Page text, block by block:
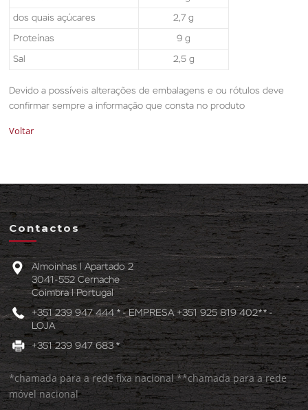
dos quais açúcares 2,7 g
Proteínas 9 g
Sal 2,5 g
Devido a possíveis alterações de embalagens e ou rótulos deve
confirmar sempre a informação que consta no produto
Voltar
Contactos
Almoinhas l Apartado 2
3041-552 Cernache
Coimbra l Portugal
+351 239 947 444 * - EMPRESA +351 925 819 402** -
LOJA
+351 239 947 683 *
*chamada para a rede fixa nacional **chamada para a rede
móvel nacional